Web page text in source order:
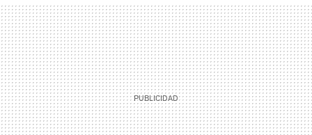
MAIL